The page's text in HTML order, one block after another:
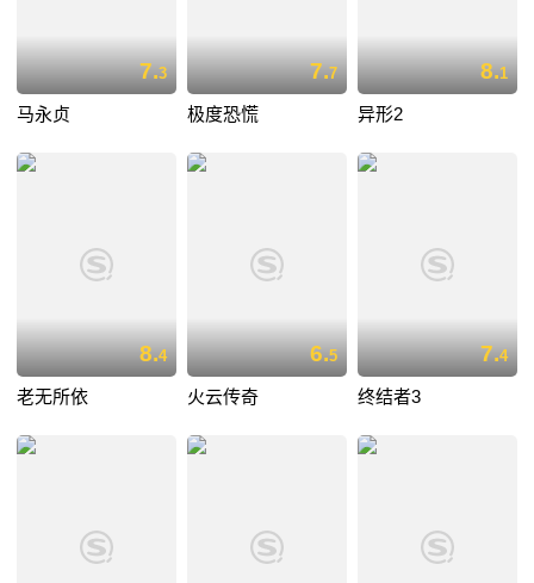
7.3
马永贞
7.7
极度恐慌
8.1
异形2
8.4
老无所依
6.5
火云传奇
7.4
终结者3